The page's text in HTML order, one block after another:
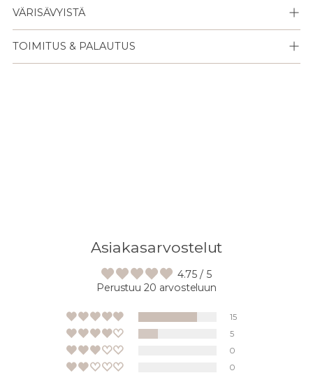
VÄRISÄVYISTÄ
TOIMITUS & PALAUTUS
Asiakasarvostelut
4.75 / 5
Perustuu 20 arvosteluun
15
5
0
0